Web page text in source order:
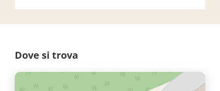
Dove si trova